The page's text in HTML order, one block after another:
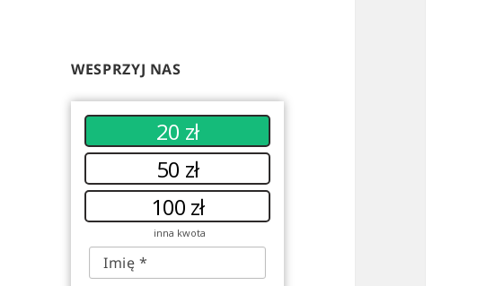
WESPRZYJ NAS
20 zł
50 zł
100 zł
inna kwota